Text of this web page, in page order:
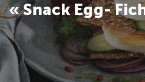
« Snack Egg-